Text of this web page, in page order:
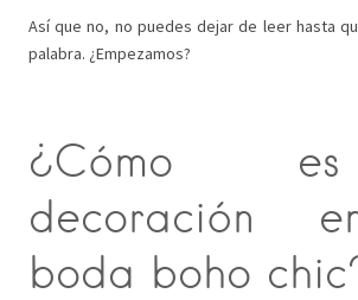
Así que no, no puedes dejar de leer hasta
palabra. ¿Empezamos?
¿Cómo
decoración
boda boho